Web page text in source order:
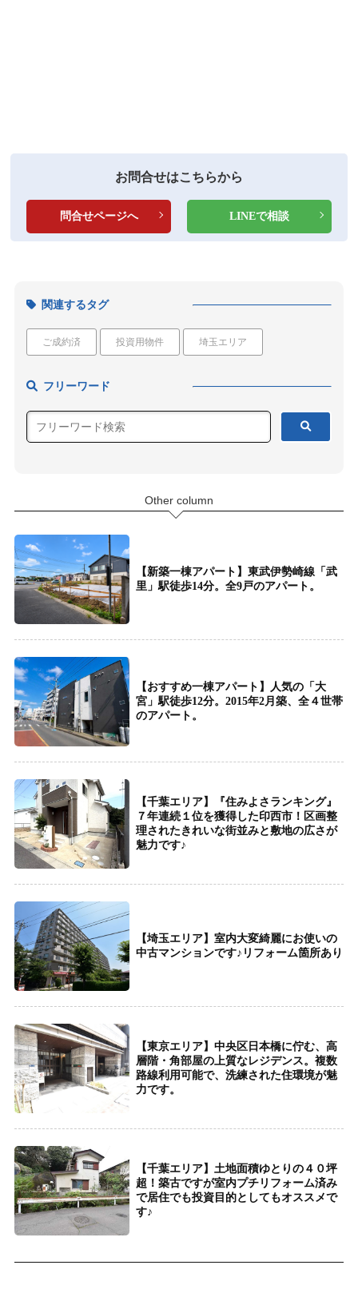
お問合せはこちらから
問合せページへ LINEで相談
関連するタグ
ご成約済 投資用物件 埼玉エリア
フリーワード
Other column
【新築一棟アパート】東武伊勢崎線「武
里」駅徒歩14分。全9戸のアパート。
【おすすめ一棟アパート】人気の「大
宮」駅徒歩12分。2015年2月築、全４世帯
のアパート。
【千葉エリア】『住みよさランキング』
７年連続１位を獲得した印西市！区画整
理されたきれいな街並みと敷地の広さが
魅力です♪
【埼玉エリア】室内大変綺麗にお使いの
中古マンションです♪リフォーム箇所あり
【東京エリア】中央区日本橋に佇む、高
層階・角部屋の上質なレジデンス。複数
路線利用可能で、洗練された住環境が魅
力です。
【千葉エリア】土地面積ゆとりの４０坪
超！築古ですが室内プチリフォーム済み
で居住でも投資目的としてもオススメで
す♪